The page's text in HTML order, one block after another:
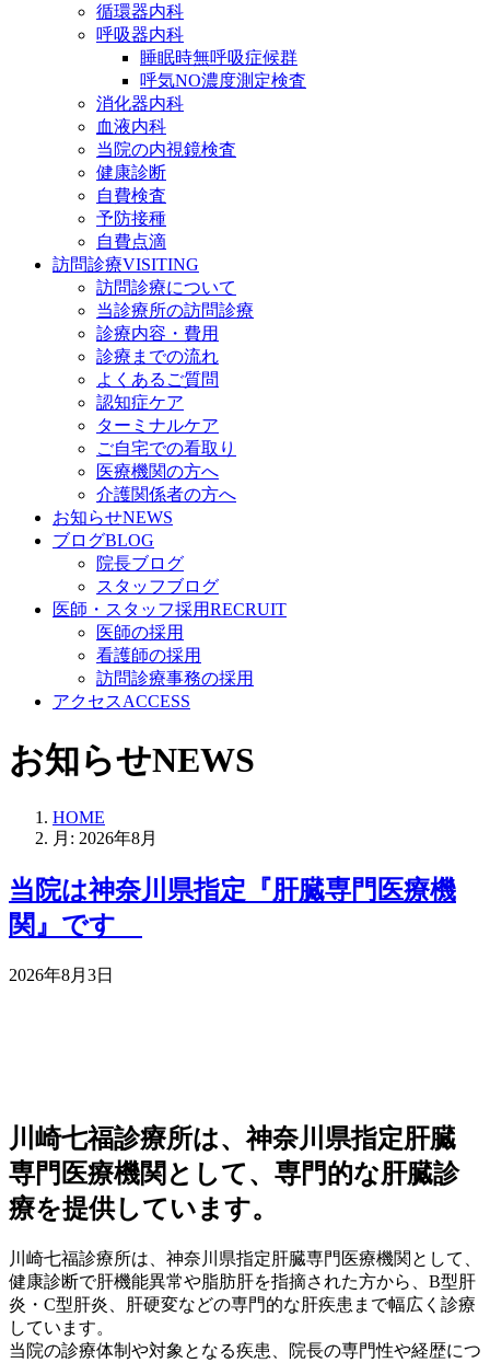
循環器内科
呼吸器内科
睡眠時無呼吸症候群
呼気NO濃度測定検査
消化器内科
血液内科
当院の内視鏡検査
健康診断
自費検査
予防接種
自費点滴
訪問診療VISITING
訪問診療について
当診療所の訪問診療
診療内容・費用
診療までの流れ
よくあるご質問
認知症ケア
ターミナルケア
ご自宅での看取り
医療機関の方へ
介護関係者の方へ
お知らせNEWS
ブログBLOG
院長ブログ
スタッフブログ
医師・スタッフ採用RECRUIT
医師の採用
看護師の採用
訪問診療事務の採用
アクセスACCESS
お知らせNEWS
HOME
月: 2026年8月
当院は神奈川県指定『肝臓専門医療機
関』です
2026年8月3日
川崎七福診療所は、神奈川県指定肝臓
専門医療機関として、専門的な肝臓診
療を提供しています。
川崎七福診療所は、神奈川県指定肝臓専門医療機関として、
健康診断で肝機能異常や脂肪肝を指摘された方から、B型肝
炎・C型肝炎、肝硬変などの専門的な肝疾患まで幅広く診療
しています。
当院の診療体制や対象となる疾患、院長の専門性や経歴につ